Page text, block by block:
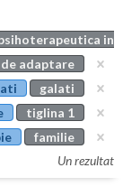
in
adaptare
galati
tiglina 1
familie
Un rezultat